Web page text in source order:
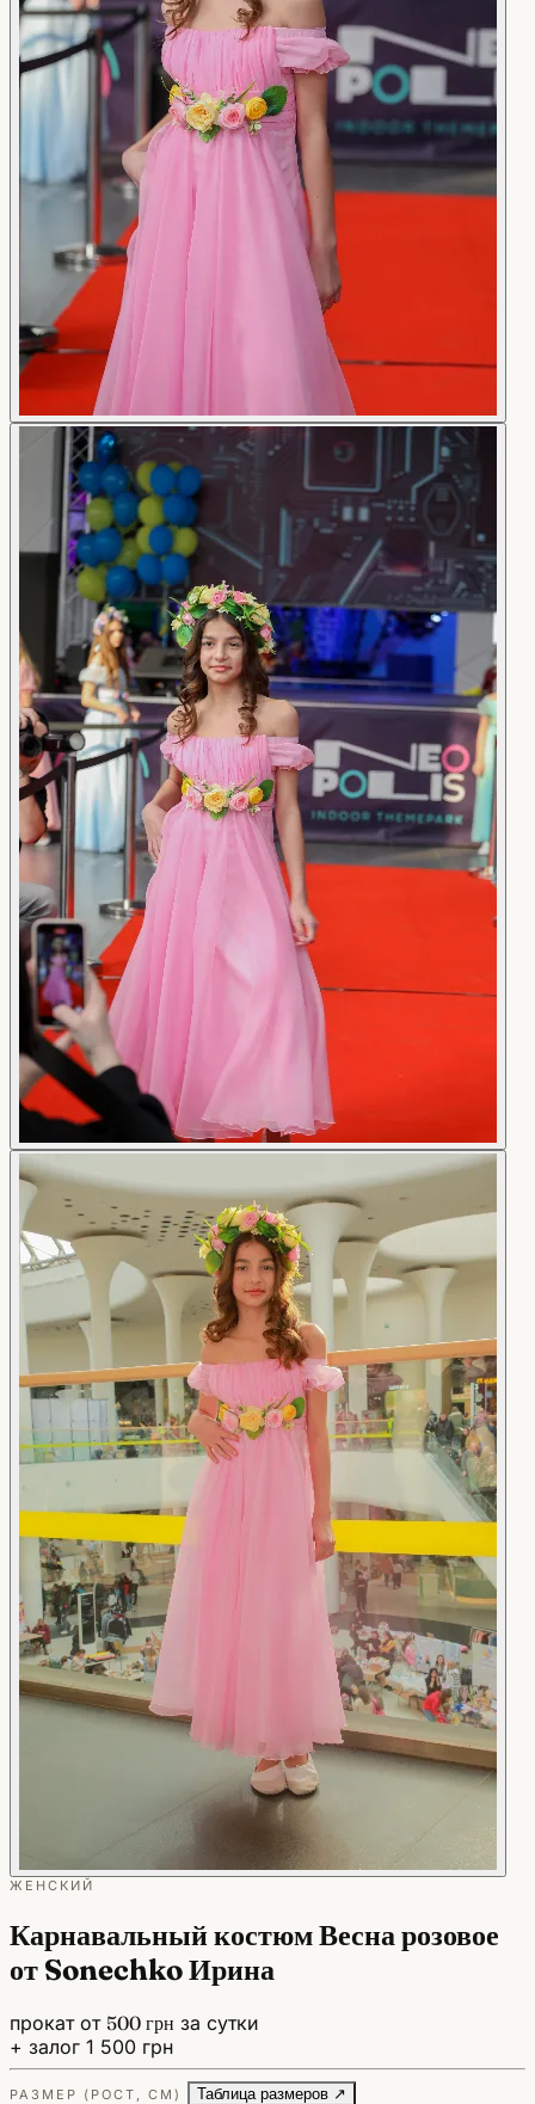
ЖЕНСКИЙ
Карнавальный костюм Весна розовое
от Sonechko Ирина
прокат от 500 грн за сутки
+ залог 1 500 грн
РАЗМЕР (РОСТ, СМ)
Таблица размеров ↗